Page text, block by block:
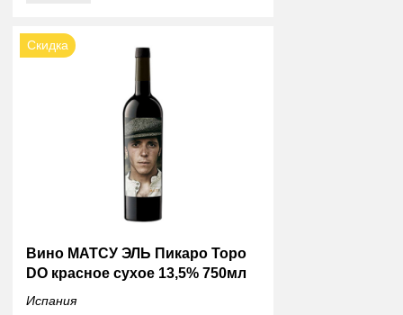
Скидка
Вино МАТСУ ЭЛЬ Пикаро Торо
DO красное сухое 13,5% 750мл
Испания